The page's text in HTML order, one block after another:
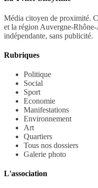
Média citoyen de proximité.
et la région Auvergne-
indépendante, sans publicité.
Rubriques
Politique
Social
Sport
Economie
Manifestations
Environnement
Art
Quartiers
Tous nos dossiers
Galerie photo
L'association